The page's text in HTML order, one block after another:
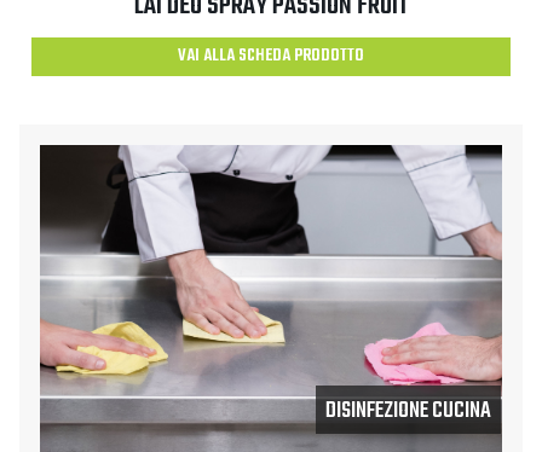
VAI ALLA SCHEDA PRODOTTO
DISINFEZIONE CUCINA